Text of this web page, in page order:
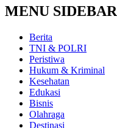
MENU SIDEBAR
Berita
TNI & POLRI
Peristiwa
Hukum & Kriminal
Kesehatan
Edukasi
Bisnis
Olahraga
Destinasi